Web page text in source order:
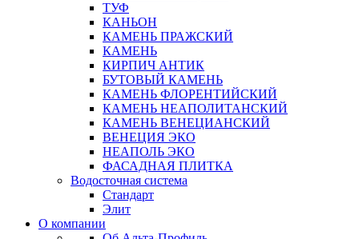
ТУФ
КАНЬОН
КАМЕНЬ ПРАЖСКИЙ
КАМЕНЬ
КИРПИЧ АНТИК
БУТОВЫЙ КАМЕНЬ
КАМЕНЬ ФЛОРЕНТИЙСКИЙ
КАМЕНЬ НЕАПОЛИТАНСКИЙ
КАМЕНЬ ВЕНЕЦИАНСКИЙ
ВЕНЕЦИЯ ЭКО
НЕАПОЛЬ ЭКО
ФАСАДНАЯ ПЛИТКА
Водосточная система
Стандарт
Элит
О компании